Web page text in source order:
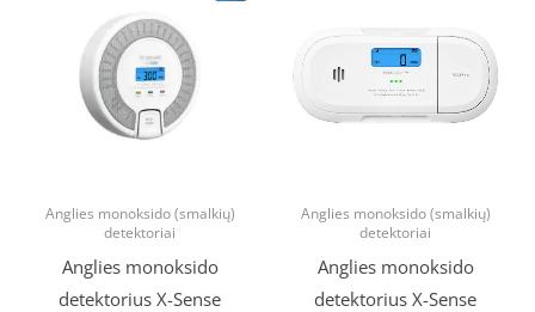
Anglies monoksido (smalkių)
detektoriai
Anglies monoksido
detektorius X-Sense
€36.00.
Anglies monoksido (smalkių)
detektoriai
Anglies monoksido
detektorius X-Sense